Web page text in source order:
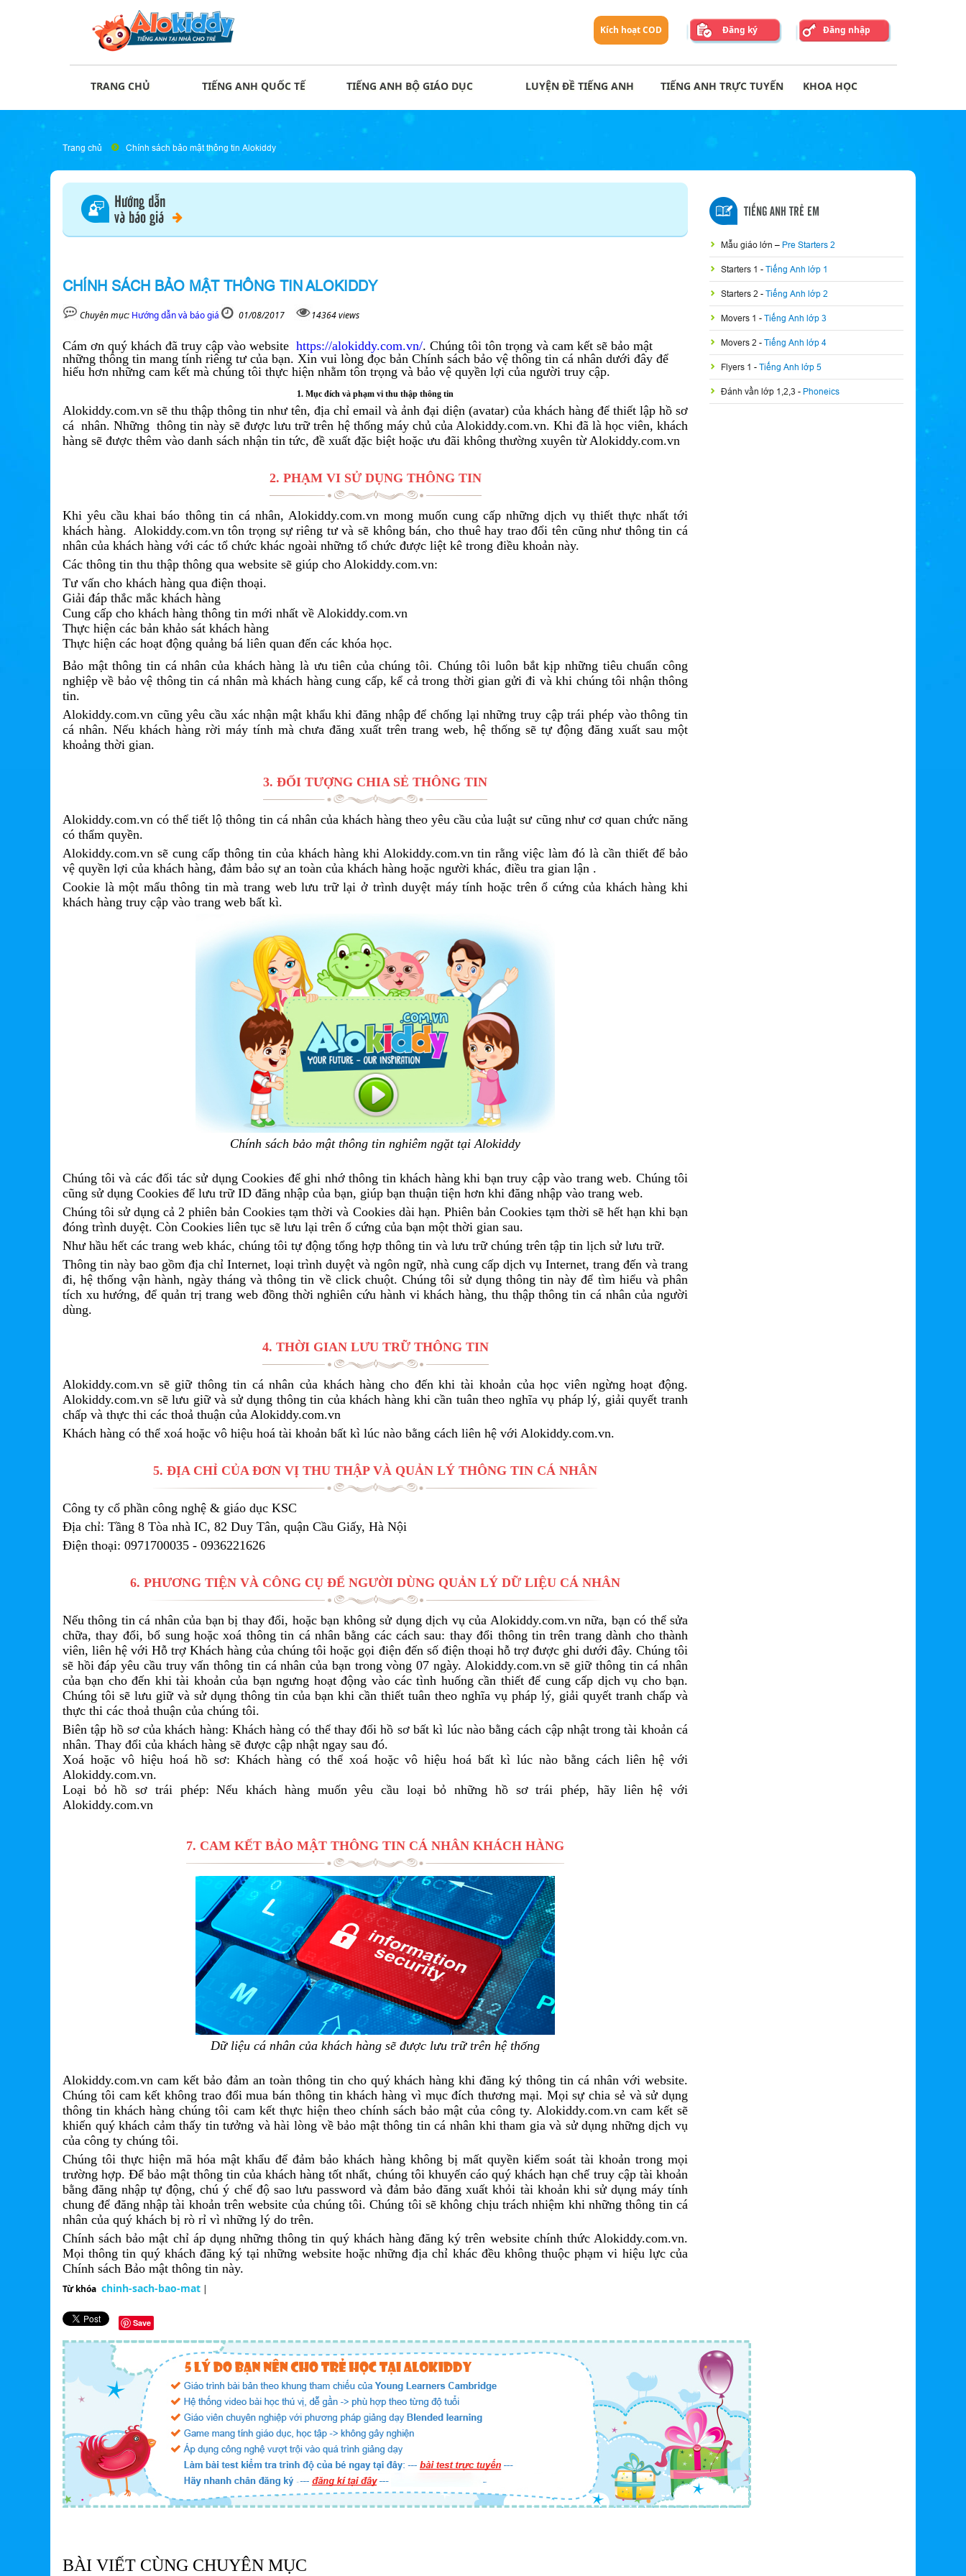
Đăng nhập
Đăng ký
Kích hoạt COD
TRANG CHỦ TIẾNG ANH QUỐC TẾ TIẾNG ANH BỘ GIÁO DỤC LUYỆN ĐỀ TIẾNG ANH TIẾNG ANH TRỰC TUYẾN KHOA HỌC
Trang chủ Chính sách bảo mật thông tin Alokiddy
Hướng dẫn
và báo giá
CHÍNH SÁCH BẢO MẬT THÔNG TIN ALOKIDDY
Chuyên mục: Hướng dẫn và báo giá 01/08/2017 14364 views
Cám ơn quý khách đã truy cập vào website https://alokiddy.com.vn/. Chúng tôi tôn trọng và cam kết sẽ bảo mật
những thông tin mang tính riêng tư của bạn. Xin vui lòng đọc bản Chính sách bảo vệ thông tin cá nhân dưới đây để
hiểu hơn những cam kết mà chúng tôi thực hiện nhằm tôn trọng và bảo vệ quyền lợi của người truy cập.
1. Mục đích v​à phạm vi thu thập​ thông tin
Alokiddy.com.vn sẽ thu thập thông tin như tên, địa chỉ email và ảnh đại diện (avatar) của khách hàng để thiết lập hồ sơ
cá nhân. Những thông tin này sẽ được lưu trữ trên hệ thống máy chủ của Alokiddy.com.vn. Khi đã là học viên, khách
hàng sẽ được thêm vào danh sách nhận tin tức, đề xuất đặc biệt hoặc ưu đãi không thường xuyên từ Alokiddy.com.vn
2. PHẠM ​VI SỬ DỤNG THÔNG TIN
Khi yêu cầu khai báo thông tin cá nhân, Alokiddy.com.vn mong muốn cung cấp những dịch vụ thiết thực nhất tới
khách hàng. Alokiddy.com.vn tôn trọng sự riêng tư và sẽ không bán, cho thuê hay trao đổi tên cũng như thông tin cá
nhân của khách hàng với các tổ chức khác ngoài những tổ chức được liệt kê trong điều khoản này.
Các thông tin thu thập thông qua website sẽ giúp cho Alokiddy.com.vn:
Tư vấn cho khách hàng qua điện thoại.
Giải đáp thắc mắc khách hàng
Cung cấp cho khách hàng thông tin mới nhất về Alokiddy.com.vn
Thực hiện các bản khảo sát khách hàng
Thực hiện các hoạt động quảng bá liên quan đến các khóa học.
Bảo mật thông tin cá nhân của khách hàng là ưu tiên của chúng tôi. Chúng tôi luôn bắt kịp những tiêu chuẩn công
nghiệp về bảo vệ thông tin cá nhân mà khách hàng cung cấp, kể cả trong thời gian gửi đi và khi chúng tôi nhận thông
tin.
Alokiddy.com.vn cũng yêu cầu xác nhận mật khẩu khi đăng nhập để chống lại những truy cập trái phép vào thông tin
cá nhân. Nếu khách hàng rời máy tính mà chưa đăng xuất trên trang web, hệ thống sẽ tự động đăng xuất sau một
khoảng thời gian.
3. ĐỐI TƯ​ỢNG CHIA SẺ THÔNG TIN
Alokiddy.com.vn có thể tiết lộ thông tin cá nhân của khách hàng theo yêu cầu của luật sư cũng như cơ quan chức năng
có thẩm quyền.
Alokiddy.com.vn sẽ cung cấp thông tin của khách hàng khi Alokiddy.com.vn tin rằng việc làm đó là cần thiết để bảo
vệ quyền lợi của khách hàng, đảm bảo sự an toàn của khách hàng hoặc người khác, điều tra gian lận .
Cookie là một mẩu thông tin mà trang web lưu trữ lại ở trình duyệt máy tính hoặc trên ổ cứng của khách hàng khi
khách hàng truy cập vào trang web bất kì.
Chính sách bảo mật thông tin nghiêm ngặt tại Alokiddy
Chúng tôi và các đối tác sử dụng Cookies để ghi nhớ thông tin khách hàng khi bạn truy cập vào trang web. Chúng tôi
cũng sử dụng Cookies để lưu trữ ID đăng nhập của bạn, giúp bạn thuận tiện hơn khi đăng nhập vào trang web.
Chúng tôi sử dụng cả 2 phiên bản Cookies tạm thời và Cookies dài hạn. Phiên bản Cookies tạm thời sẽ hết hạn khi bạn
đóng trình duyệt. Còn Cookies liên tục sẽ lưu lại trên ổ cứng của bạn một thời gian sau.
Như hầu hết các trang web khác, chúng tôi tự động tổng hợp thông tin và lưu trữ chúng trên tập tin lịch sử lưu trữ.
Thông tin này bao gồm địa chỉ Internet, loại trình duyệt và ngôn ngữ, nhà cung cấp dịch vụ Internet, trang đến và trang
đi, hệ thống vận hành, ngày tháng và thông tin về click chuột. Chúng tôi sử dụng thông tin này để tìm hiểu và phân
tích xu hướng, để quản trị trang web đồng thời nghiên cứu hành vi khách hàng, thu thập thông tin cá nhân của người
dùng.
4. THỜI GIAN L​ƯU TRỮ THÔNG TIN
Alokiddy.com.vn sẽ giữ thông tin cá nhân của khách hàng cho đến khi tài khoản của học viên ngừng hoạt động.
Alokiddy.com.vn sẽ lưu giữ và sử dụng thông tin của khách hàng khi cần tuân theo nghĩa vụ pháp lý, giải quyết tranh
chấp và thực thi các thoả thuận của Alokiddy.com.vn
Khách hàng có thể xoá hoặc vô hiệu hoá tài khoản bất kì lúc nào bằng cách liên hệ với Alokiddy.com.vn.
5. ĐỊA CHỈ CỦ​A ĐƠN VỊ THU THẬP VÀ QUẢN LÝ THÔNG TIN CÁ NHÂN
Công ty cổ phần công nghệ & giáo dục KSC
Địa chỉ: Tầng 8 Tòa nhà IC, 82 Duy Tân, quận Cầu Giấy, Hà Nội
Điện thoại: 0971700035 - 0936221626
6. PHƯ​ƠNG TIỆN VÀ CÔNG CỤ ĐỂ NGƯỜI DÙNG QUẢN LÝ DỮ LIỆU CÁ NHÂN
Nếu thông tin cá nhân của bạn bị thay đổi, hoặc bạn không sử dụng dịch vụ của Alokiddy.com.vn nữa, bạn có thể sửa
chữa, thay đổi, bổ sung hoặc xoá thông tin cá nhân bằng các cách sau: thay đổi thông tin trên trang dành cho thành
viên, liên hệ với Hỗ trợ Khách hàng của chúng tôi hoặc gọi điện đến số điện thoại hỗ trợ được ghi dưới đây. Chúng tôi
sẽ hồi đáp yêu cầu truy vấn thông tin cá nhân của bạn trong vòng 07 ngày. Alokiddy.com.vn sẽ giữ thông tin cá nhân
của bạn cho đến khi tài khoản của bạn ngưng hoạt động vào các tình huống cần thiết để cung cấp dịch vụ cho bạn.
Chúng tôi sẽ lưu giữ và sử dụng thông tin của bạn khi cần thiết tuân theo nghĩa vụ pháp lý, giải quyết tranh chấp và
thực thi các thoả thuận của chúng tôi.
Biên tập hồ sơ của khách hàng: Khách hàng có thể thay đổi hồ sơ bất kì lúc nào bằng cách cập nhật trong tài khoản cá
nhân. Thay đổi của khách hàng sẽ được cập nhật ngay sau đó.
Xoá hoặc vô hiệu hoá hồ sơ: Khách hàng có thể xoá hoặc vô hiệu hoá bất kì lúc nào bằng cách liên hệ với
Alokiddy.com.vn.
Loại bỏ hồ sơ trái phép: Nếu khách hàng muốn yêu cầu loại bỏ những hồ sơ trái phép, hãy liên hệ với
Alokiddy.com.vn
7. CAM KẾT BẢO​ MẬT THÔNG TIN CÁ NHÂN KHÁCH HÀNG
Dữ liệu cá nhân của khách hàng sẽ được lưu trữ trên hệ thống
Alokiddy.com.vn cam kết bảo đảm an toàn thông tin cho quý khách hàng khi đăng ký thông tin cá nhân với website.
Chúng tôi cam kết không trao đổi mua bán thông tin khách hàng vì mục đích thương mại. Mọi sự chia sẻ và sử dụng
thông tin khách hàng chúng tôi cam kết thực hiện theo chính sách bảo mật của công ty. Alokiddy.com.vn cam kết sẽ
khiến quý khách cảm thấy tin tưởng và hài lòng về bảo mật thông tin cá nhân khi tham gia và sử dụng những dịch vụ
của công ty chúng tôi.
Chúng tôi thực hiện mã hóa mật khẩu để đảm bảo khách hàng không bị mất quyền kiểm soát tài khoản trong mọi
trường hợp. Để bảo mật thông tin của khách hàng tốt nhất, chúng tôi khuyến cáo quý khách hạn chế truy cập tài khoản
bằng đăng nhập tự động, chú ý chế độ sao lưu password và đảm bảo đăng xuất khỏi tài khoản khi sử dụng máy tính
chung để đăng nhập tài khoản trên website của chúng tôi. Chúng tôi sẽ không chịu trách nhiệm khi những thông tin cá
nhân của quý khách bị rò rỉ vì những lý do trên.
Chính sách bảo mật chỉ áp dụng những thông tin quý khách hàng đăng ký trên website chính thức Alokiddy.com.vn.
Mọi thông tin quý khách đăng ký tại những website hoặc những địa chỉ khác đều không thuộc phạm vi hiệu lực của
Chính sách Bảo mật thông tin này.
Từ khóa chinh-sach-bao-mat |
Save
BÀI VIẾT CÙNG CHUYÊN MỤC
TIẾNG ANH TRẺ EM
Mẫu giáo lớn – Pre Starters 2
Starters 1 - Tiếng Anh lớp 1
Starters 2 - Tiếng Anh lớp 2
Movers 1 - Tiếng Anh lớp 3
Movers 2 - Tiếng Anh lớp 4
Flyers 1 - Tiếng Anh lớp 5
Đánh vần lớp 1,2,3 - Phoneics